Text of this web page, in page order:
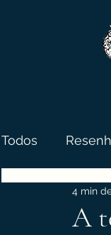
Todos
Conta a
A
4 min